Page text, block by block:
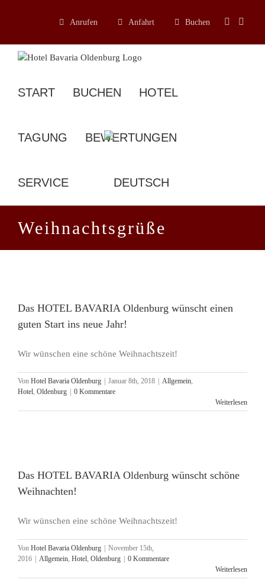
Anrufen Anfahrt Buchen
START BUCHEN HOTEL
TAGUNG BEWERTUNGEN
SERVICE
Weihnachtsgrüße
Das HOTEL BAVARIA Oldenburg wünscht einen
guten Start ins neue Jahr!
Wir wünschen eine schöne Weihnachtszeit!
Von Hotel Bavaria Oldenburg Januar 8th, 2018 Allgemein,
Hotel, Oldenburg
0 Kommentare
Weiterlesen
Das HOTEL BAVARIA Oldenburg wünscht schöne
Weihnachten!
Wir wünschen eine schöne Weihnachtszeit!
Von Hotel Bavaria Oldenburg
November 15th,
2016
Allgemein, Hotel, Oldenburg
0 Kommentare
Weiterlesen